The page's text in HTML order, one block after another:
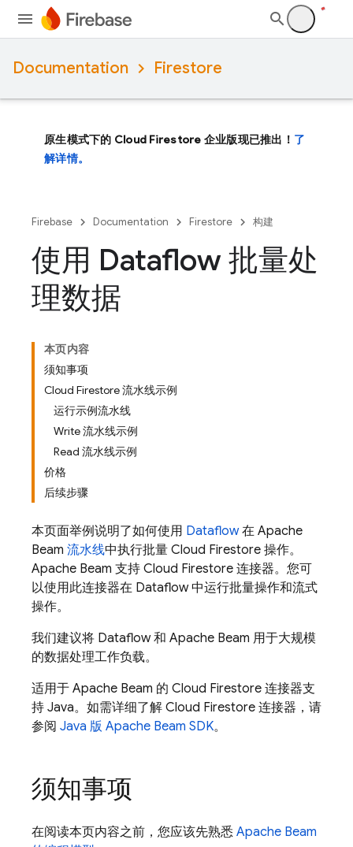
Documentation Firestore
原生模式下的 Cloud Firestore 企业版现已推出！ 了
解详情。
Firebase Documentation Firestore 构建
使用 Dataflow 批量处
理数据
本页内容
须知事项
Cloud Firestore 流水线示例
运行示例流水线
Write 流水线示例
Read 流水线示例
价格
后续步骤
本页面举例说明了如何使用 Dataflow在 Apache
Beam 流水线中执行批量 Cloud Firestore 操作。
Apache Beam 支持 Cloud Firestore 连接器。您可
以使用此连接器在 Dataflow 中运行批量操作和流式
操作。
我们建议将 Dataflow 和 Apache Beam 用于大规模
的数据处理工作负载。
适用于 Apache Beam 的 Cloud Firestore 连接器支
持 Java。如需详细了解 Cloud Firestore 连接器，请
参阅 Java 版 Apache Beam SDK。
须知事项
在阅读本页内容之前，您应该先熟悉 Apache Beam